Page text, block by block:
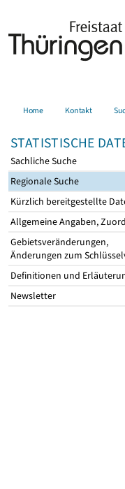
Home Kontakt
STATISTISCHE
Sachliche Suche
Regionale Suche
Kürzlich bereitgestellte
Allgemeine Angaben,
Gebietsveränderungen,
Änderungen zum
Definitionen und
Newsletter